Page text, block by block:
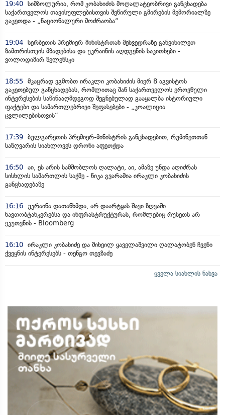
19:40 სიმბოლურია, რომ კობახიძის მოღალატეობრივი განცხადება
საქართველოს თავისუფლებისთვის შეწირული გმირების მემორიალზე
გაკეთდა - „ნაციონალური მოძრაობა“
19:04 სერბეთის პრემიერ-მინისტრთან შეხვედრაზე განვიხილეთ
ზამთრისთვის მზადებისა და უკრაინის აღდგენის საკითხები -
ვოლოდიმირ ზელენსკი
18:55 მკაცრად ვგმობთ ირაკლი კობახიძის მიერ 8 აგვისტოს
გაკეთებულ განცხადებას, რომლითაც მან საქართველოს ეროვნული
ინტერესების საწინააღმდეგოდ შეგნებულად გააყალბა ისტორიული
ფაქტები და სამართლებრივი შეფასებები - „კოალიცია
ცვლილებისთვის“
17:39 ბულგარეთის პრემიერ-მინისტრის განცხადებით, რუმინეთთან
საზღვარის სიახლოვეს დრონი აფეთქდა
16:50 აი, ეს არის სამშობლოს ღალატი, აი, ამაზე უნდა აღიძრას
სისხლის სამართლის საქმე - ნიკა გვარამია ირაკლი კობახიძის
განცხადებაზე
16:16 უკრაინა დათანხმდა, არ დაარტყას შავი ზღვაში
ნავთობტანკერებსა და ინფრასტრუქტურას, რომლებიც რუსეთს არ
ეკუთვნის - Bloomberg
16:10 ირაკლი კობახიძე და მიხეილ ყაველაშვილი ღალატობენ ჩვენი
ქვეყნის ინტერესებს - თენგო თევზაძე
ყველა სიახლის ნახვა